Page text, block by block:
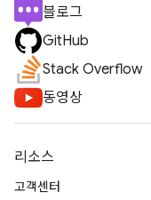
블로그
GitHub
Stack Overflow
동영상
리소스
고객센터